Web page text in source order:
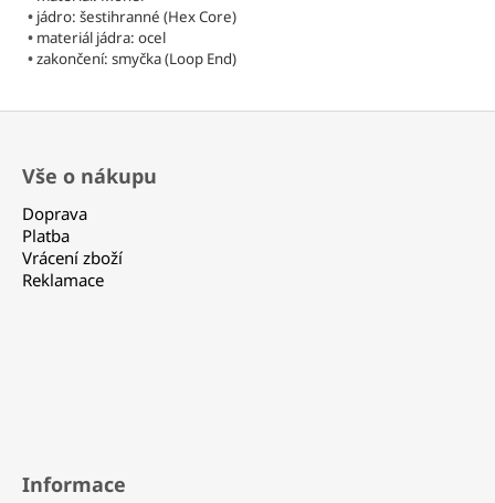
• jádro: šestihranné (Hex Core)
• materiál jádra: ocel
•zakončení: smyčka (Loop End)
Vše o nákupu
Doprava
Platba
Vrácení zboží
Reklamace
Informace